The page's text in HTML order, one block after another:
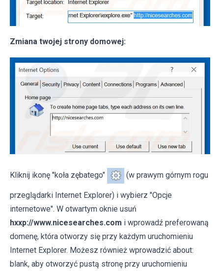
Zmiana twojej strony domowej:
Kliknij ikonę "koła zębatego" (w prawym górnym rogu
przeglądarki Internet Explorer) i wybierz "Opcje
internetowe". W otwartym oknie usuń
hxxp://www.nicesearches.com i wprowadź preferowaną
domenę, która otworzy się przy każdym uruchomieniu
Internet Explorer. Możesz również wprowadzić about:
blank, aby otworzyć pustą stronę przy uruchomieniu